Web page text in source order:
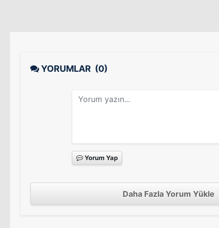
YORUMLAR (0)
Yorum Yap
Daha Fazla Yorum Yükle